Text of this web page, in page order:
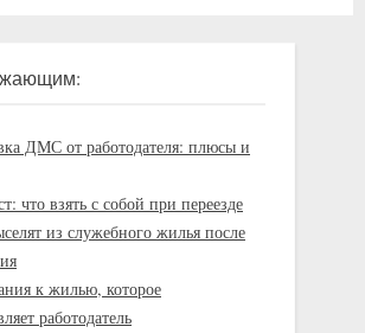
ДМС от работодателя: плюсы и
что взять с собой при переезде
из служебного жилья после
к жилью, которое
работодатель